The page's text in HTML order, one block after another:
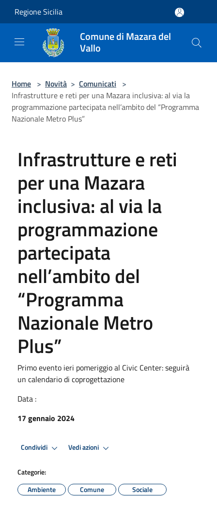
Regione Sicilia
Comune di Mazara del
Vallo
Home > Novità > Comunicati >
Infrastrutture e reti per una Mazara inclusiva: al via la
programmazione partecipata nell’ambito del “Programma
Nazionale Metro Plus”
Infrastrutture e reti
per una Mazara
inclusiva: al via la
programmazione
partecipata
nell’ambito del
“Programma
Nazionale Metro
Plus”
Primo evento ieri pomeriggio al Civic Center: seguirà
un calendario di coprogettazione
Data :
17 gennaio 2024
Condividi Vedi azioni
Categorie:
Ambiente
Comune Sociale